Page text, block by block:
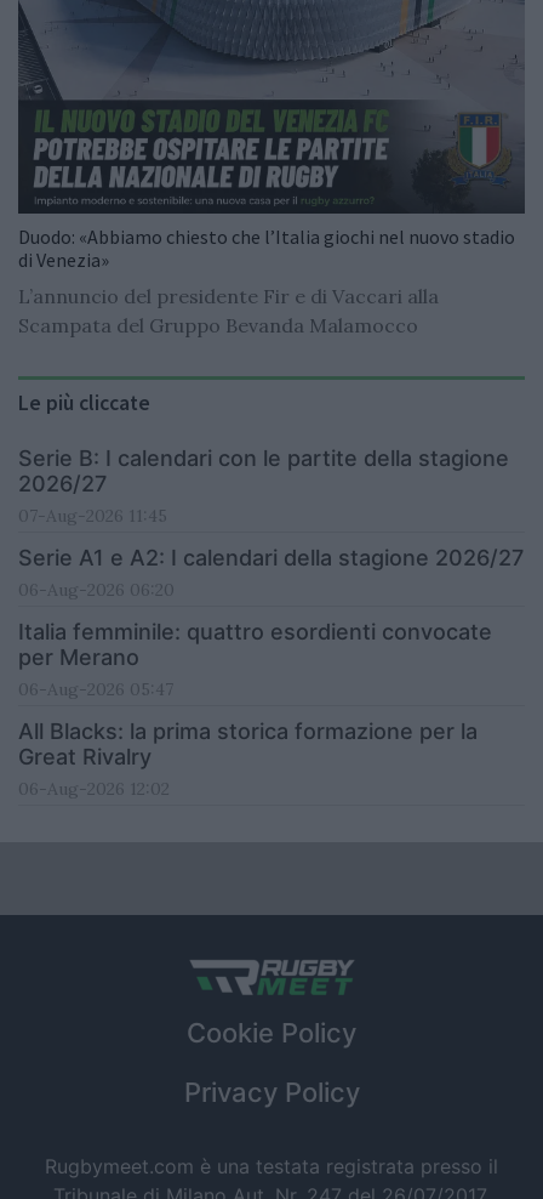
Duodo: «Abbiamo chiesto che l’Italia giochi nel nuovo stadio
di Venezia»
L’annuncio del presidente Fir e di Vaccari alla
Scampata del Gruppo Bevanda Malamocco
Le più cliccate
Serie B: I calendari con le partite della stagione
2026/27
07-Aug-2026 11:45
Serie A1 e A2: I calendari della stagione 2026/27
06-Aug-2026 06:20
Italia femminile: quattro esordienti convocate
per Merano
06-Aug-2026 05:47
All Blacks: la prima storica formazione per la
Great Rivalry
06-Aug-2026 12:02
Cookie Policy
Privacy Policy
Rugbymeet.com è una testata registrata presso il